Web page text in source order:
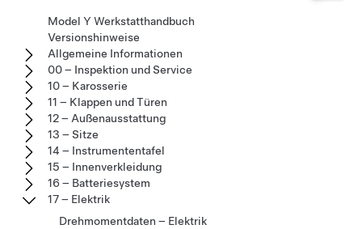
Model Y Werkstatthandbuch
Versionshinweise
Allgemeine Informationen
00 – Inspektion und Service
10 – Karosserie
11 – Klappen und Türen
12 – Außenausstattung
13 – Sitze
14 – Instrumententafel
15 – Innenverkleidung
16 – Batteriesystem
17 – Elektrik
Drehmomentdaten – Elektrik